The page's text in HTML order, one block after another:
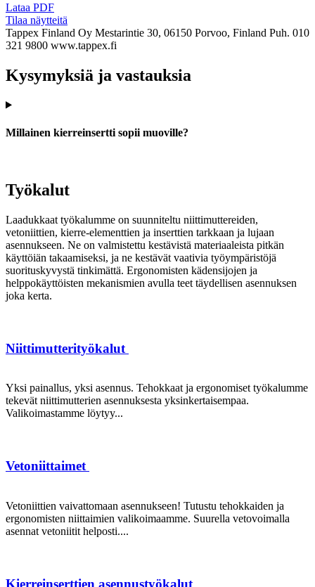
Lataa PDF
Tilaa näytteitä
Tappex Finland Oy Mestarintie 30, 06150 Porvoo, Finland Puh. 010
321 9800 www.tappex.fi
Kysymyksiä ja vastauksia
Millainen kierreinsertti sopii muoville?
Työkalut
Laadukkaat työkalumme on suunniteltu niittimuttereiden,
vetoniittien, kierre-elementtien ja inserttien tarkkaan ja lujaan
asennukseen. Ne on valmistettu kestävistä materiaaleista pitkän
käyttöiän takaamiseksi, ja ne kestävät vaativia työympäristöjä
suorituskyvystä tinkimättä. Ergonomisten kädensijojen ja
helppokäyttöisten mekanismien avulla teet täydellisen asennuksen
joka kerta.
Niittimutterityökalut
Yksi painallus, yksi asennus. Tehokkaat ja ergonomiset työkalumme
tekevät niittimutterien asennuksesta yksinkertaisempaa.
Valikoimastamme löytyy...
Vetoniittaimet
Vetoniittien vaivattomaan asennukseen! Tutustu tehokkaiden ja
ergonomisten niittaimien valikoimaamme. Suurella vetovoimalla
asennat vetoniitit helposti....
Kierreinserttien asennustyökalut